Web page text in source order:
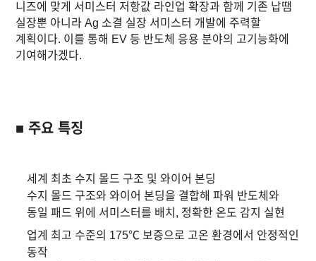
니즈에 맞게 서미스터 저항값 라인업 확장과 함께 기존 납땜
실장뿐 아니라 Ag 소결 실장 서미스터 개발에 주력할
계획이다. 이를 통해 EV 등 반도체 응용 분야의 고기능화에
기여해가겠다.
■ 주요 특징
세계 최초 수지 몰드 구조 및 와이어 본딩
수지 몰드 구조와 와이어 본딩을 결합해 파워 반도체와
동일 패드 위에 서미스터를 배치, 정확한 온도 감지 실현
업계 최고 수준의 175℃ 보증으로 고온 환경에서 안정적인
동작